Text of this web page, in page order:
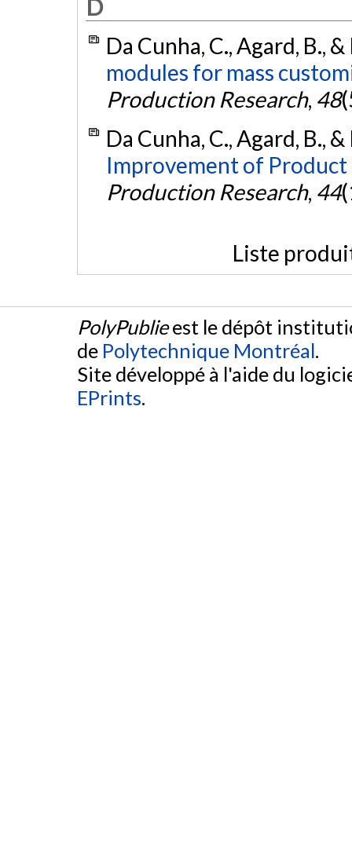
D
Da Cunha, C., Agard, B.,
modules for mass
Production Research, 48
Da Cunha, C., Agard, B.,
Improvement of Product
Production Research, 44
Liste
PolyPublieest le dépôt
de Polytechnique Montréal.
Site développé à l'aide du
EPrints.